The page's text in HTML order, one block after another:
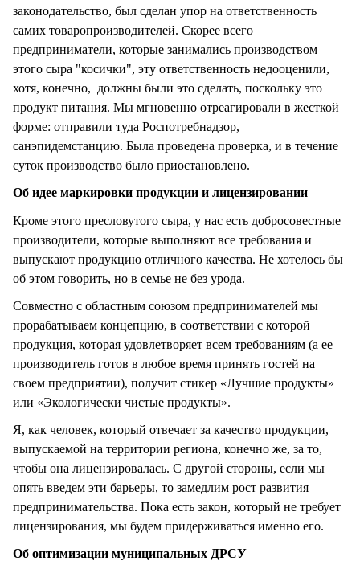
законодательство, был сделан упор на ответственность
самих товаропроизводителей. Скорее всего
предприниматели, которые занимались производством
этого сыра "косички", эту ответственность недооценили,
хотя, конечно, должны были это сделать, поскольку это
продукт питания. Мы мгновенно отреагировали в жесткой
форме: отправили туда Роспотребнадзор,
санэпидемстанцию. Была проведена проверка, и в течение
суток производство было приостановлено.
Об идее маркировки продукции и лицензировании
Кроме этого пресловутого сыра, у нас есть добросовестные
производители, которые выполняют все требования и
выпускают продукцию отличного качества. Не хотелось бы
об этом говорить, но в семье не без урода.
Совместно с областным союзом предпринимателей мы
прорабатываем концепцию, в соответствии с которой
продукция, которая удовлетворяет всем требованиям (а ее
производитель готов в любое время принять гостей на
своем предприятии), получит стикер «Лучшие продукты»
или «Экологически чистые продукты».
Я, как человек, который отвечает за качество продукции,
выпускаемой на территории региона, конечно же, за то,
чтобы она лицензировалась. С другой стороны, если мы
опять введем эти барьеры, то замедлим рост развития
предпринимательства. Пока есть закон, который не требует
лицензирования, мы будем придерживаться именно его.
Об оптимизации муниципальных ДРСУ